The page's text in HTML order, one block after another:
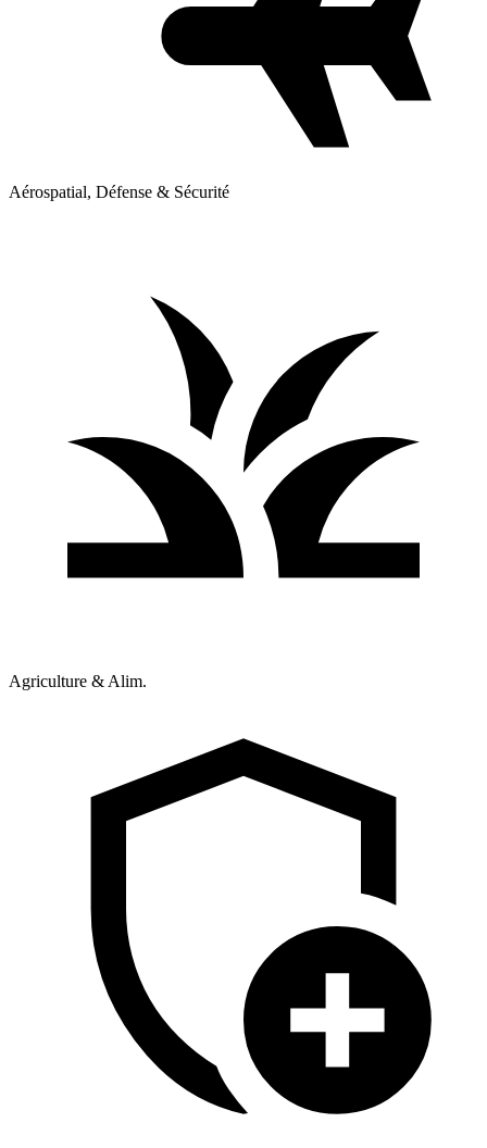
Aérospatial, Défense & Sécurité
Agriculture & Alim.